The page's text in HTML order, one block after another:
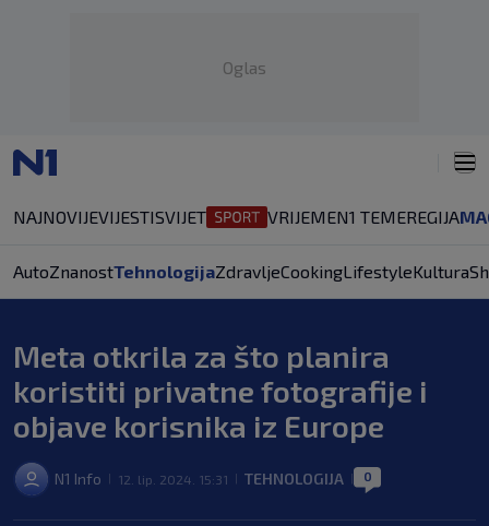
Oglas
NAJNOVIJEVIJESTISVIJET VRIJEMEN1 TEMEREGIJA
AutoZnanostTehnologijaZdravljeCookingLifestyleKultura
Meta otkrila za što planira
koristiti privatne fotografije i
objave korisnika iz Europe
N1 Info 12. lip. 2024. 15:31 TEHNOLOGIJA 0